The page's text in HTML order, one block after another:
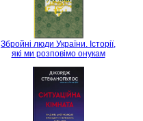
Збройні люди України. Історії,
які ми розповімо онукам